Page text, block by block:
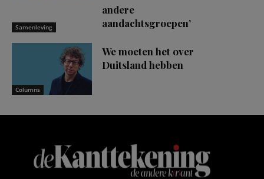
Samenleving
andere
aandachtsgroepen’
Columns
We moeten het over
Duitsland hebben